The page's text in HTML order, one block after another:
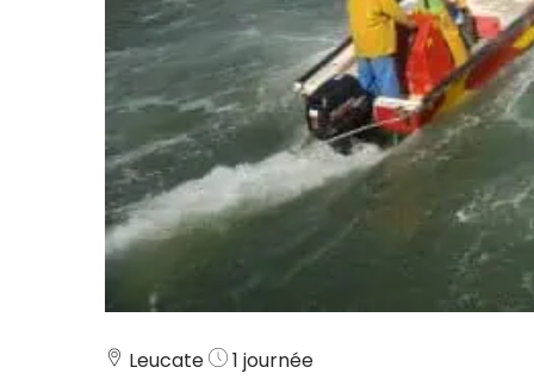
Leucate
1 journée